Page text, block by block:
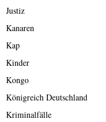
Justiz
Kanaren
Kap
Kinder
Kongo
Königreich Deutschland
Kriminalfälle